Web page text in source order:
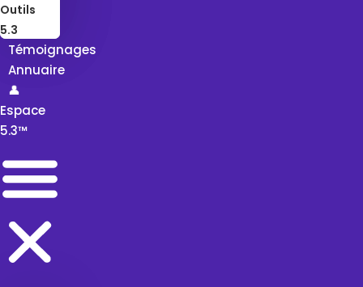
Outils
5.3
Témoignages
Annuaire
👤
Espace
5.3™